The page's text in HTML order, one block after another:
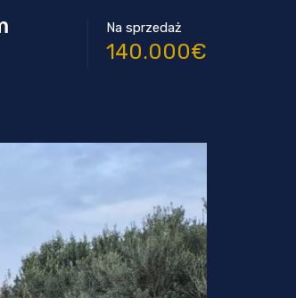
Na sprzedaż
140.000€